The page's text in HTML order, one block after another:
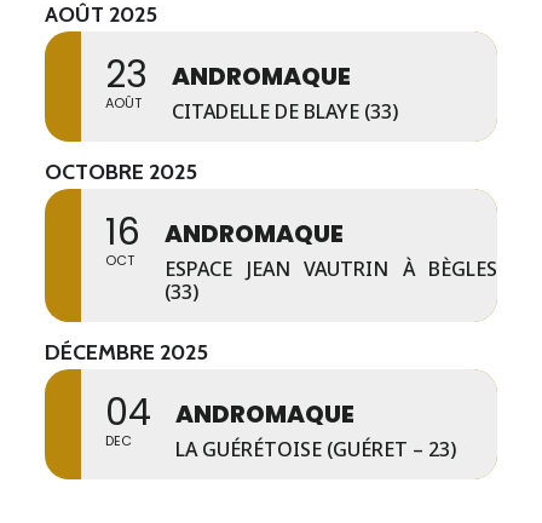
AOÛT 2025
23
AOÛT
ANDROMAQUE
CITADELLE DE BLAYE (33)
OCTOBRE 2025
16
OCT
ANDROMAQUE
ESPACE JEAN VAUTRIN À BÈGLES
(33)
DÉCEMBRE 2025
04
DEC
ANDROMAQUE
LA GUÉRÉTOISE (GUÉRET – 23)